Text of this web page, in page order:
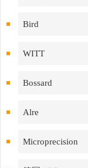
Bird
WITT
Bossard
Alre
Microprecision